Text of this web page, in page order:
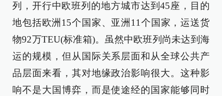
列，开行中欧班列的地方城市达到45座，目的
地包括欧洲15个国家、亚洲11个国家，运送货
物92万TEU(标准箱)。虽然中欧班列尚未达到海
运的规模，但从国际关系层面和从全球公共产
品层面来看，其对地缘政治影响很大。这种影
响不是大国博弈，而是使途经的国家能够同时